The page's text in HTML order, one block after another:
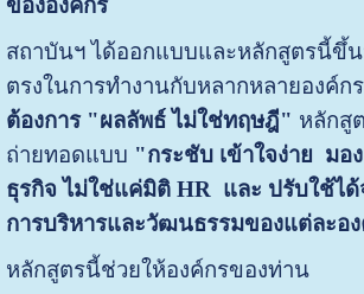
สถาบันฯ ได้ออกแบบและหลักสูตรนี้ขึ้น
ตรงในการทำงานกับหลากหลายองค์กร
ต้องการ "ผลลัพธ์ ไม่ใช่ทฤษฎี" หลักสู
ถ่ายทอดแบบ "กระชับ เข้าใจง่าย มอ
ธุรกิจ ไม่ใช่แค่มิติ HR และ ปรับใช้ได้
การบริหารและวัฒนธรรมของแต่ละอ
หลักสูตรนี้ช่วยให้องค์กรของท่าน